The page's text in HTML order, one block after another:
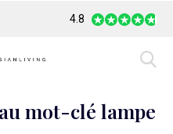
Safe Payment
4.8
mot-clé lampe